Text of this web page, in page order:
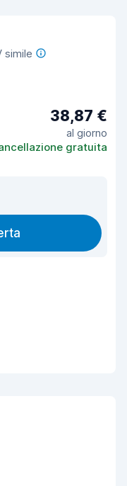
simile
38,87 €
al giorno
gratuita